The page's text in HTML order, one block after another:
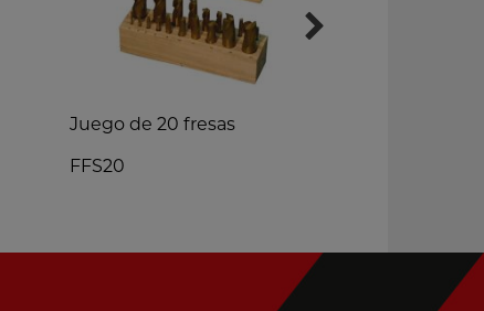
Juego de 20 fresas
FFS20